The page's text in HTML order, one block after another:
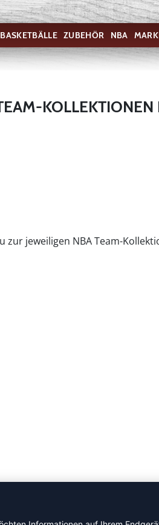
BASKETBÄLLE ZUBEHÖR NBA
KOLLEKTIONEN
zur jeweiligen NBA Team-